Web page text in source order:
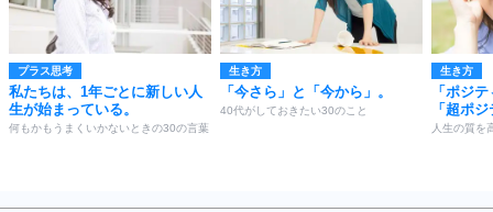
プラス思考
私たちは、1年ごとに新しい人
生が始まっている。
何もかもうまくいかないときの30の言葉
生き方
「今さら」と「今から」。
40代がしておきたい30のこと
生き方
「ポジ
「超ポ
人生の質を